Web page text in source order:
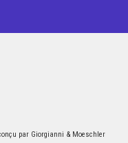
par Giorgianni & Moeschler